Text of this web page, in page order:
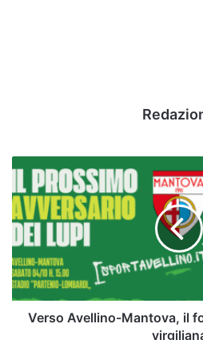
Avellino-
Mantova,
il
focus
sulla
compagine
virgiliana
Verso Avellino-Mantova, il